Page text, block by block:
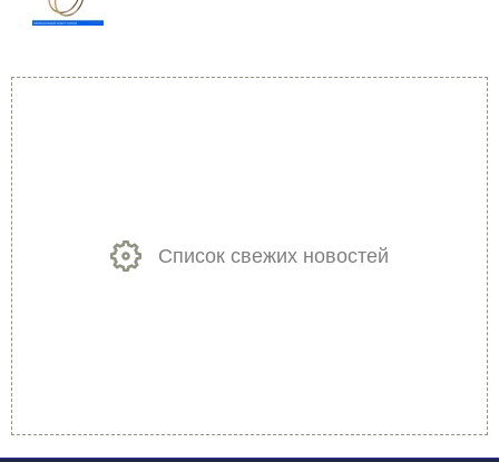
Список свежих новостей